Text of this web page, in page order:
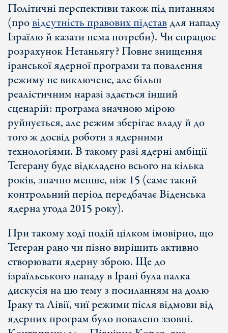
Політичні перспективи також під питанням
(провідсутність правових підставдля нападу
Ізраїлю й казати нема потреби). Чи спрацює
розрахунок Нетаньягу? Повне знищення
іранської ядерної програми та повалення
режиму не виключене, але більш
реалістичним наразі здається інший
сценарій: програма значною мірою
руйнується, але режим зберігає владу й до
того ж досвід роботи з ядерними
технологіями. В такому разі ядерні амбіції
Тегерану буде відкладено всього на кілька
років, значно менше, ніж 15 (саме такий
контрольний період передбачає Віденська
ядерна угода 2015 року).
При такому ході подій цілком імовірно, що
Тегеран рано чи пізно вирішить активно
створювати ядерну зброю. Ще до
ізраїльського нападу в Ірані була палка
дискусія на цю тему з посиланням на долю
Іраку та Лівії, чиї режими після відмови від
ядерних програм було повалено ззовні.